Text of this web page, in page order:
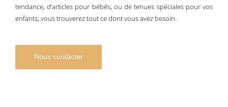
tendance, d’articles pour bébés, ou de tenues spéciales pour vos
enfants, vous trouverez tout ce dont vous avez besoin.
Nous contacter